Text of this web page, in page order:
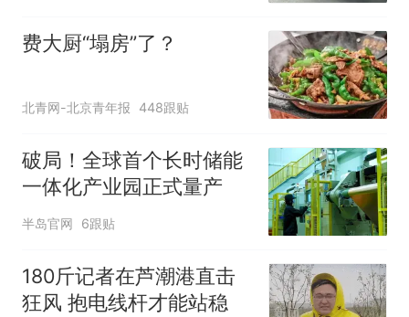
费大厨“塌房”了？
北青网-北京青年报 448跟贴
破局！全球首个长时储能
一体化产业园正式量产
半岛官网 6跟贴
180斤记者在芦潮港直击
狂风 抱电线杆才能站稳